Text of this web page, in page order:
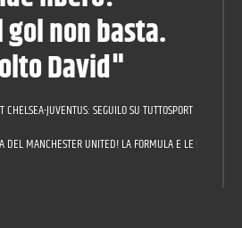
non basta.
David"
JUVENTUS: SEGUILO SU TUTTOSPORT
DEL MANCHESTER UNITED! LA FORMULA E LE ULTIME